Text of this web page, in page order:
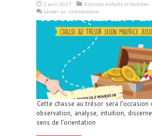
2 avril 2017
Activités enfants et familles
Laisser un commentaire
Cette chasse au trésor sera l’occasion
observation, analyse, intuition,
sens de l’orientation